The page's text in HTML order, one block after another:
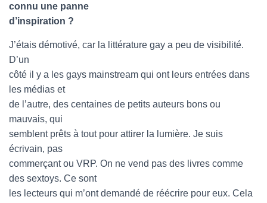
connu une panne
d’inspiration ?
J’étais démotivé, car la littérature gay a peu de visibilité.
D’un
côté il y a les gays mainstream qui ont leurs entrées dans
les médias et
de l’autre, des centaines de petits auteurs bons ou
mauvais, qui
semblent prêts à tout pour attirer la lumière. Je suis
écrivain, pas
commerçant ou VRP. On ne vend pas des livres comme
des sextoys. Ce sont
les lecteurs qui m’ont demandé de réécrire pour eux. Cela